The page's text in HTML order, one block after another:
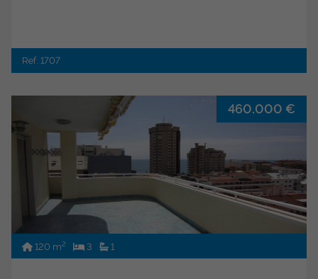
Ref. 1707
460.000 €
120 m2 3 1